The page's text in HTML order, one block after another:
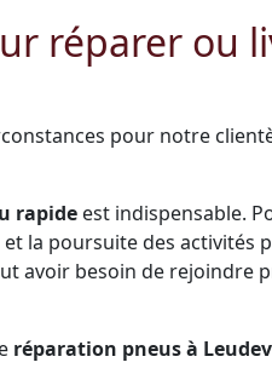
réparer ou
pour notre
rapide est indispensable.
la poursuite des activités
avoir besoin de rejoindre
réparation pneus à